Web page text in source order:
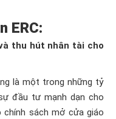
ERC:
thu hút nhân tài cho
là một trong những tỷ
đầu tư mạnh dạn cho
chính sách mở cửa giáo